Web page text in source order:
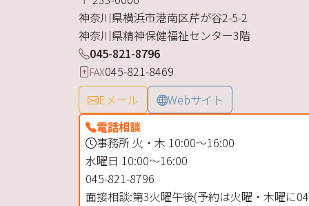
神奈川県横浜市港南区芹が谷2-5-2
神奈川県精神保健福祉センター3階
045-821-8796
FAX045-821-8469
Eメール
Webサイト
電話相談
事務所 火・木 10:00～16:00
水曜日 10:00～16:00
045-821-8796
面接相談:第3火曜午後(予約は火曜・木曜に